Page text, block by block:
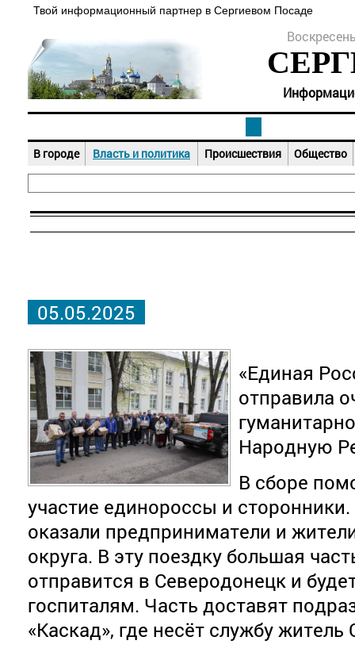
Твой информационный партнер в Сергиевом Посаде
В городе Власть и политика Происшествия Общество
05.05.2025
«Единая
отправила
Народную
В сборе
участие единороссы и
оказали предприниматели и
округа. В эту поездку большая
отправится в Северодонецк и
госпиталям. Часть доставят
«Каскад», где несёт службу